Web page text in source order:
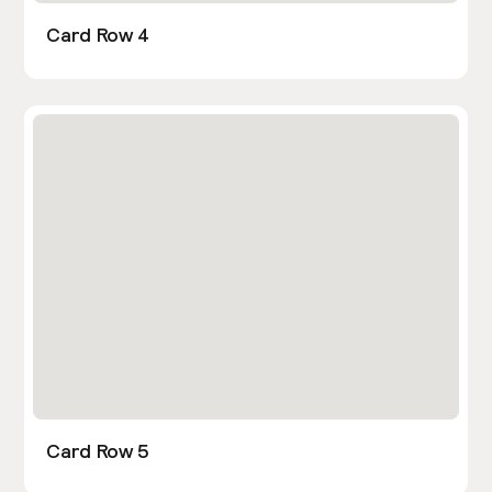
Card Row 4
Card Row 5